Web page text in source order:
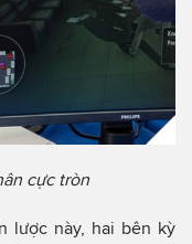
cực tròn
lược này, hai bên kỳ